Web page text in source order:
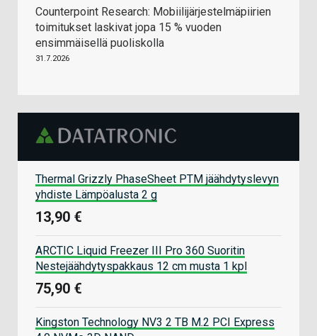
Counterpoint Research: Mobiilijärjestelmäpiirien
toimitukset laskivat jopa 15 % vuoden
ensimmäisellä puoliskolla
31.7.2026
Thermal Grizzly PhaseSheet PTM jäähdytyslevyn
yhdiste Lämpöalusta 2 g
13,90 €
ARCTIC Liquid Freezer III Pro 360 Suoritin
Nestejäähdytyspakkaus 12 cm musta 1 kpl
75,90 €
Kingston Technology NV3 2 TB M.2 PCI Express